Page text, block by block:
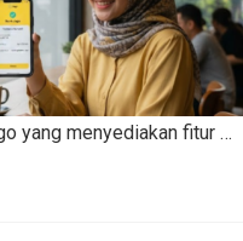
Jago
yang menyediakan fitur …